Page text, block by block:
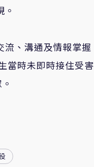
流、溝通及情報掌握
當時未即時接住受害